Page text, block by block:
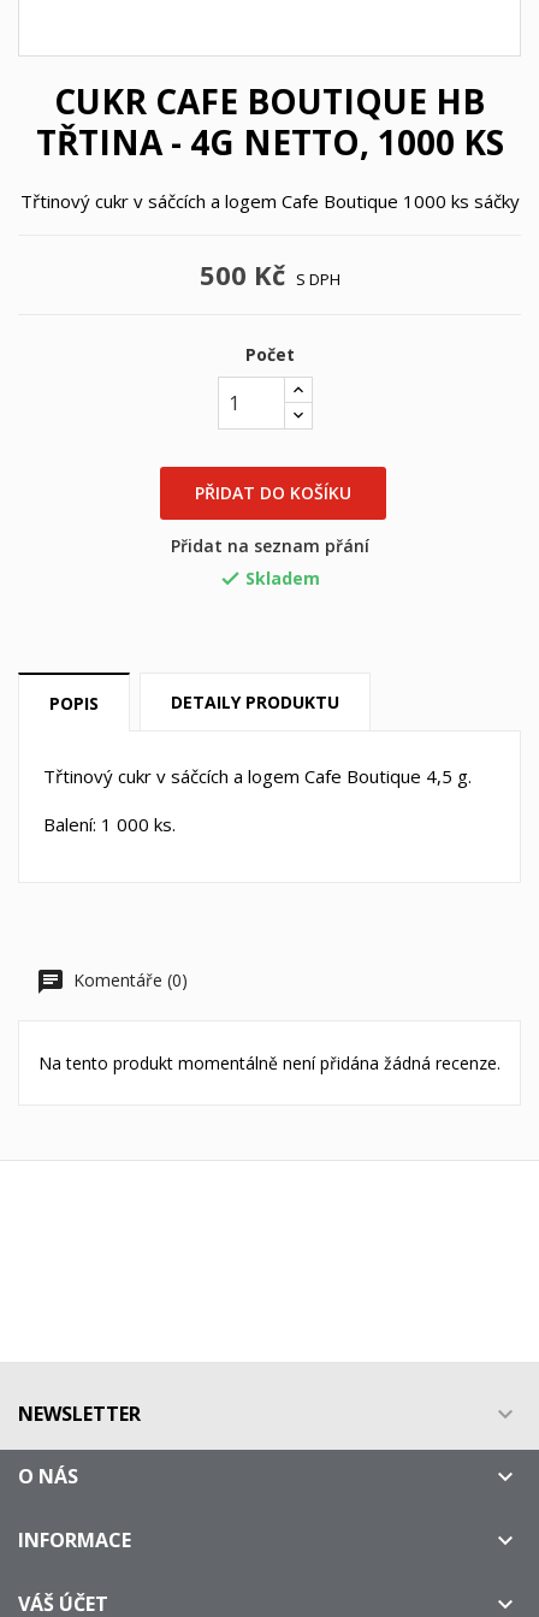
CUKR CAFE BOUTIQUE HB
TŘTINA - 4G NETTO, 1000 KS
Třtinový cukr v sáčcích a logem Cafe Boutique 1000 ks sáčky
500 Kč S DPH
Počet
PŘIDAT DO KOŠÍKU
Přidat na seznam přání
 Skladem
POPIS DETAILY PRODUKTU
Třtinový cukr v sáčcích a logem Cafe Boutique 4,5 g.
Balení: 1 000 ks.
Komentáře (0)
Na tento produkt momentálně není přidána žádná recenze.
NEWSLETTER 
O NÁS 
INFORMACE 
VÁŠ ÚČET 
Můj seznam přání
((cancelText))
Přihlásit se
Musíte být přihlášen, abyste si mohli výrobky uložit do